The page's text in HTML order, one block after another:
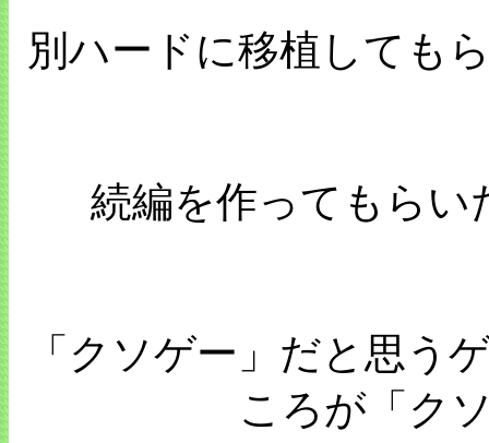
別ハードに移植しても
続編を作ってもらい
「クソゲー」だと思う
ころが「ク